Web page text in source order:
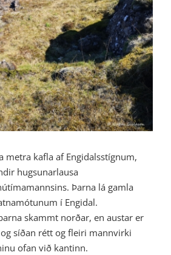
metra kafla af Engidalsstígnum,
hugsunarlausa
Þarna lá gamla
í Engidal.
skammt norðar, en austar er
síðan rétt og fleiri mannvirki
ofan við kantinn.